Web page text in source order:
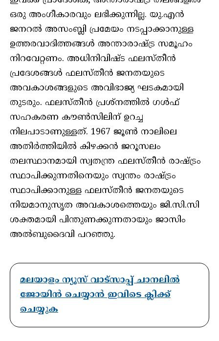
ഒരു അംഗീകാരവും ലഭിക്കുന്നില്ല. യു.എന്‍
ജനറല്‍ അസംബ്ലി പ്രമേയം നടപ്പാക്കാനുള്ള
ഉത്തരവാദിത്തങ്ങള്‍ അന്താരാഷ്ട്ര സമൂഹം
നിറവേറ്റണം. അധിനിവിഷ്ട ഫലസ്തീന്‍
പ്രദേശങ്ങള്‍ ഫലസ്തീന്‍ ജനതയുടെ
അവകാശങ്ങളുടെ അവിഭാജ്യ ഘടകമായി
തുടരും. ഫലസ്തീന്‍ പ്രശ്‌നത്തില്‍ ഗള്‍ഫ്
സഹകരണ കൗണ്‍സിലിന് ഉറച്ച
നിലപാടാണുള്ളത്. 1967 ജൂണ്‍ നാലിലെ
അതിര്‍ത്തിയില്‍ കിഴക്കന്‍ ജറൂസലം
തലസ്ഥാനമായി സ്വതന്ത്ര ഫലസ്തീന്‍ രാഷ്ട്രം
സ്ഥാപിക്കുന്നതിനെയും സ്വന്തം രാഷ്ട്രം
സ്ഥാപിക്കാനുള്ള ഫലസ്തീന്‍ ജനതയുടെ
നിയമാനുസൃത അവകാശത്തെയും ജി.സി.സി
ശക്തമായി പിന്തുണക്കുന്നതായും ജാസിം
അല്‍ബുദൈവി പറഞ്ഞു.
മലയാളം ന്യൂസ് വാട്സാപ്പ് ചാനലിൽ
ജോയിൻ ചെയ്യാൻ ഇവിടെ ക്ലിക്ക്
ചെയ്യുക